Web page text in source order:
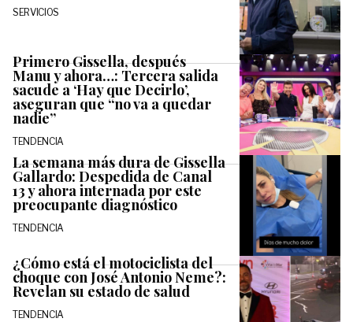
SERVICIOS
Primero Gissella, después
Manu y ahora…: Tercera salida
sacude a ‘Hay que Decirlo’,
aseguran que “no va a quedar
nadie”
TENDENCIA
La semana más dura de Gissella
Gallardo: Despedida de Canal
13 y ahora internada por este
preocupante diagnóstico
TENDENCIA
¿Cómo está el motociclista del
choque con José Antonio Neme?:
Revelan su estado de salud
TENDENCIA